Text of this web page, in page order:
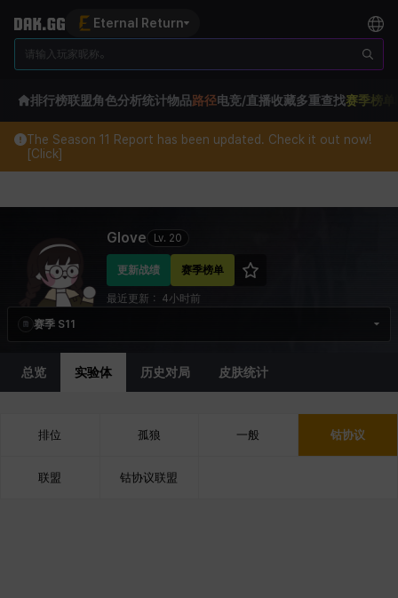
Eternal Return
排行榜联盟角色分析统计物品路径电竞/直播收藏多重查找赛季榜单
The Season 11 Report has been updated. Check it out now!
[Click]
Glove
Lv. 20
更新战绩 赛季榜单
最近更新： 4小时前
赛季 S11
总览 实验体 历史对局 皮肤统计
排位 孤狼 一般 钴协议
联盟 钴协议联盟